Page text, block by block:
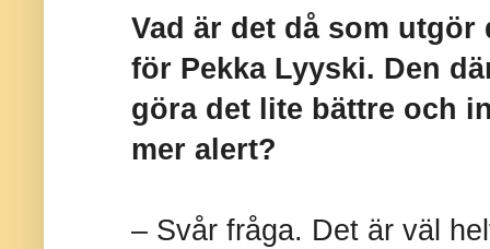
Vad är det då som
för Pekka Lyyski. Den
göra det lite bättre och
mer alert?
– Svår fråga. Det är väl